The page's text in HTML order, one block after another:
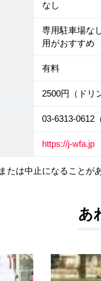
なし
専用駐車場な
用がおすすめ
有料
2500円（ドリ
03-6313-0612
https://j-wfa.jp
は中止になることが
あ